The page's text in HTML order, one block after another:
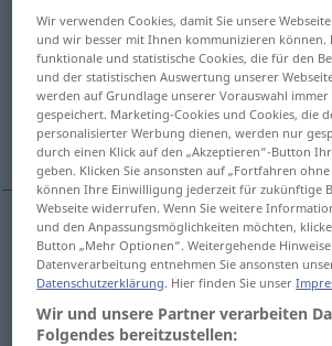
folgen
Übersicht aller Übersetzungen
(Für mehr Details die Übersetzung
sledíti, ubógati
sledíti folgen
ubógati (gehorchen)
Wir verwenden Cookies, damit Sie unsere
und wir besser mit Ihnen kommunizieren können.
funktionale und statistische Cookies, die für den
und der statistischen Auswertung unserer
werden auf Grundlage unserer Vorauswahl
gespeichert. Marketing-Cookies und Cookies, die
personalisierter Werbung dienen, werden nur
durch einen Klick auf den „Akzeptieren“-Button
geben. Klicken Sie ansonsten auf „Fortfahren
können Ihre Einwilligung jederzeit für zukünftige
Webseite widerrufen. Wenn Sie weitere
und den Anpassungsmöglichkeiten möchten,
Button „Mehr Optionen“. Weitergehende
Datenverarbeitung entnehmen Sie ansonsten
Datenschutzerklärung. Hier finden Sie unser
Wir und unsere Partner verarbeiten
Folgendes bereitzustellen: